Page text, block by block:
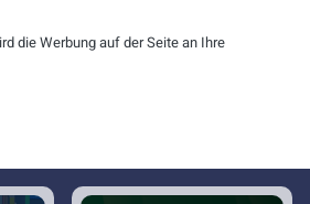
die Werbung auf der Seite an Ihre